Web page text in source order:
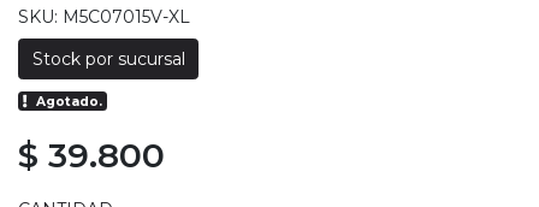
SKU: M5C07015V-XL
Stock por sucursal
Agotado.
$ 39.800